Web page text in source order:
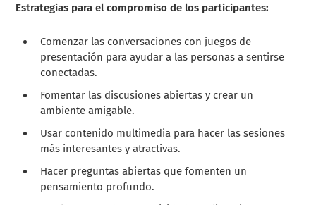
Estrategias para el compromiso de los participantes:
Comenzar las conversaciones con juegos de
presentación para ayudar a las personas a sentirse
conectadas.
Fomentar las discusiones abiertas y crear un
ambiente amigable.
Usar contenido multimedia para hacer las sesiones
más interesantes y atractivas.
Hacer preguntas abiertas que fomenten un
pensamiento profundo.